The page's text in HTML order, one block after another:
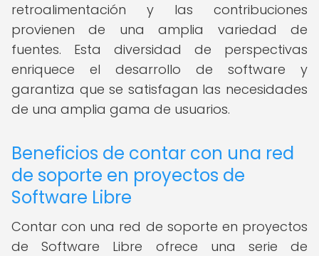
retroalimentación y las contribuciones
provienen de una amplia variedad de
fuentes. Esta diversidad de perspectivas
enriquece el desarrollo de software y
garantiza que se satisfagan las necesidades
de una amplia gama de usuarios.
Beneficios de contar con una red
de soporte en proyectos de
Software Libre
Contar con una red de soporte en proyectos
de Software Libre ofrece una serie de